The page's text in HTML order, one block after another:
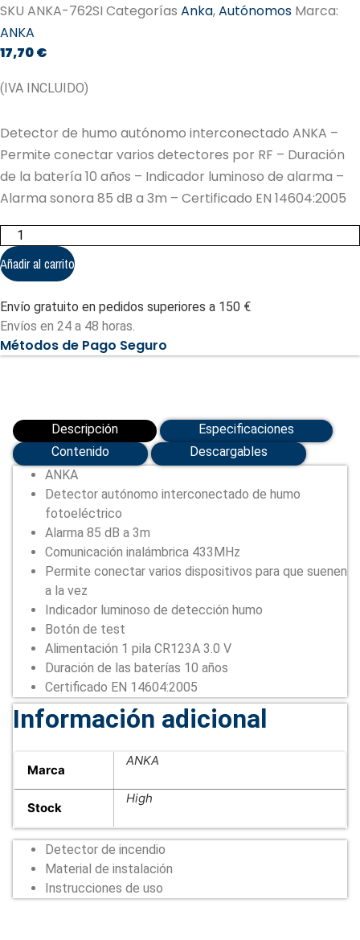
SKU ANKA-762SI Categorías Anka,Autónomos Marca:
ANKA
17,70€
(IVA INCLUIDO)
Detector de humo autónomo interconectado ANKA –
Permite conectar varios detectores por RF – Duración
de la batería 10 años – Indicador luminoso de alarma –
Alarma sonora 85 dB a 3m – Certificado EN 14604:2005
Detector
de
humo
autónomo
interconectado
-
Permite
conectar
varios
detectores
cantidad
Añadir al carrito
Envío gratuito en pedidos superiores a 150 €
Envíos en 24 a 48 horas.
Métodos de Pago Seguro
Descripción
Especificaciones
Contenido
Descargables
ANKA
Detector autónomo interconectado de humo
fotoeléctrico
Alarma 85 dB a 3m
Comunicación inalámbrica 433MHz
Permite conectar varios dispositivos para que suenen
a la vez
Indicador luminoso de detección humo
Botón de test
Alimentación 1 pila CR123A 3.0 V
Duración de las baterías 10 años
Certificado EN 14604:2005
Información adicional
Marca
ANKA
Stock
High
Detector de incendio
Material de instalación
Instrucciones de uso